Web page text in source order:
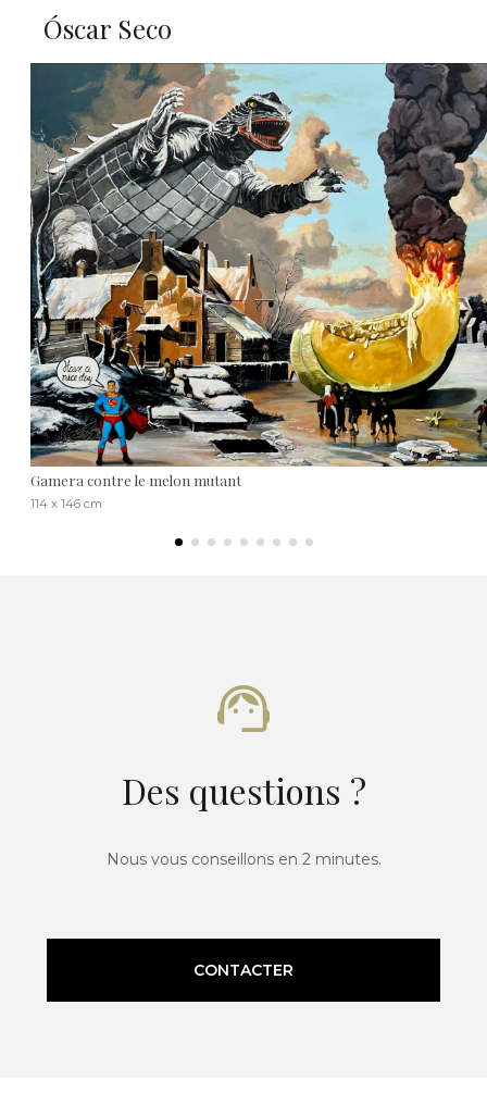
Óscar Seco
Gamera contre le melon mutant
114 x 146 cm
Des questions ?
Nous vous conseillons en 2 minutes.
CONTACTER